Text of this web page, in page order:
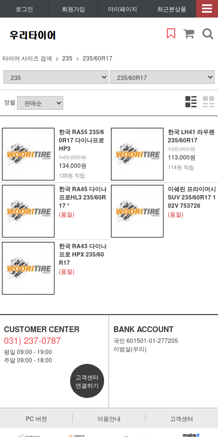
로그인 회원가입 마이페이지 최근본상품
타이어 사이즈 검색 235 235/60R17
정렬
한국 RA55 235/6
0R17 다이나프로
HP3
149,000원
134,000원
135원 적립
한국 LH41 라우펜
235/60R17
128,000원
113,000원
114원 적립
한국 RA45 다이나
프로HL3 235/60R
17 *
(품절)
미쉐린 프라이머시
SUV 235/60R17 1
02V 753726
(품절)
한국 RA43 다이나
프로 HPX 235/60
R17
(품절)
CUSTOMER CENTER
031) 237-0787
평일 09:00 - 19:00
주말 09:00 - 18:00
고객센터
연결하기
BANK ACCOUNT
국민 601501-01-277205
이범설(우리)
PC 버전 이용안내 고객센터